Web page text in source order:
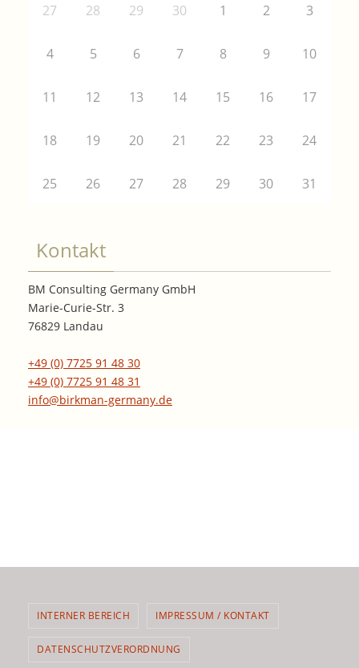
27 28 29 30 1 2 3
4 5 6 7 8 9 10
11 12 13 14 15 16 17
18 19 20 21 22 23 24
25 26 27 28 29 30 31
Kontakt
BM Consulting Germany GmbH
Marie-Curie-Str. 3
76829 Landau
+49 (0) 7725 91 48 30
+49 (0) 7725 91 48 31
info@birkman-germany.de
INTERNER BEREICH IMPRESSUM / KONTAKT
DATENSCHUTZVERORDNUNG